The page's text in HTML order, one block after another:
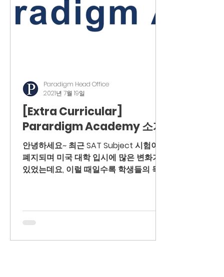
[Extra Curricular]
Parardigm Academy 소개
안녕하세요~ 최근 SAT Subject 시험이
폐지되며 미국 대학 입시에 많은 변화가
있었는데요, 이럴 때일수록 학생들의 독
영리...
Paradigm Head Office
2021년 7월 19일